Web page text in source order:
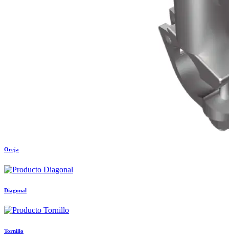
Oreja
Diagonal
Tornillo